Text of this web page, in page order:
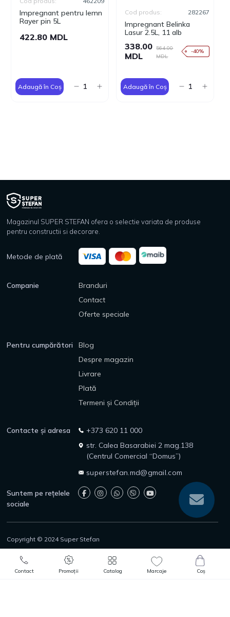
Contact Promoții Catalog Marcaje
0
Coș
Adaugă în Coș
Impregnant pentru lemn
Rayer pin 5L
422.80 MDL
Adaugă în Coș
Impregnant Belinka
Lasur 2.5L, 11 alb
Cod produs: 282267
338.00
MDL
564.00
MDL
-40%
Adaugă în Coș
Magazinul SUPER STEFAN ofera o selectie variata de produse
pentru constructii si decorare.
Metode de plată
Companie
Branduri
Contact
Oferte speciale
Pentru cumpărători
Blog
Despre magazin
Livrare
Plată
Termeni și Condiții
Contacte și adresa
+373 620 11 000
str. Calea Basarabiei 2 mag.138
(Centrul Comercial “Domus”)
superstefan.md@gmail.com
Suntem pe rețelele
sociale
Copyright © 2024 Super Stefan
Politica de confidențialitate
Politica de returnare
Protecția consumatorilor